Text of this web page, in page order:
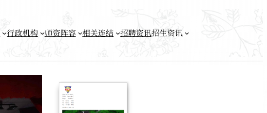
行政机构 师资阵容 相关连结 招聘资讯招生资讯